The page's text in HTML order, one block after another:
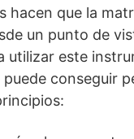
hacen que la
un punto de
utilizar este
conseguir